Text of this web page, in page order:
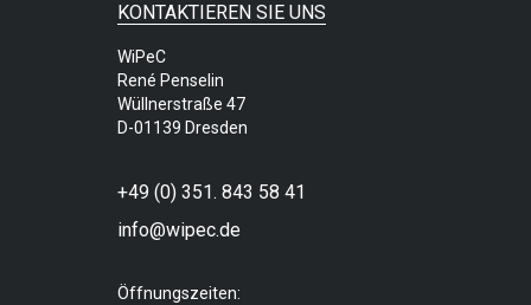
KONTAKTIEREN SIE UNS
WiPeC
René Penselin
Wüllnerstraße 47
D-01139 Dresden
+49 (0) 351. 843 58 41
info@wipec.de
Öffnungszeiten: